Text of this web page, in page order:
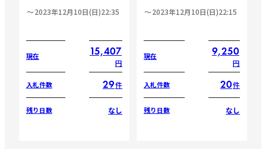
2023年12月10日(日)22:35
現在 15,407
円
入札件数 29件
残り日数 なし
2023年12月10日(日)22:15
現在 9,250
円
入札件数 20件
残り日数 なし